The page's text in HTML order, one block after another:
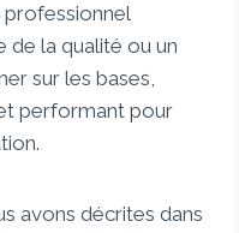
professionnel
de la qualité ou un
sur les bases,
performant pour
avons décrites dans